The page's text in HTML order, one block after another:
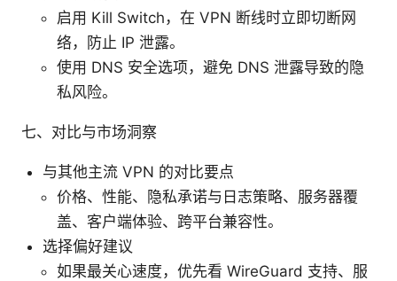
启用 Kill Switch，在 VPN 断线时立即切断网
络，防止 IP 泄露。
使用 DNS 安全选项，避免 DNS 泄露导致的隐
私风险。
七、对比与市场洞察
与其他主流 VPN 的对比要点
价格、性能、隐私承诺与日志策略、服务器覆
盖、客户端体验、跨平台兼容性。
选择偏好建议
如果最关心速度，优先看 WireGuard 支持、服